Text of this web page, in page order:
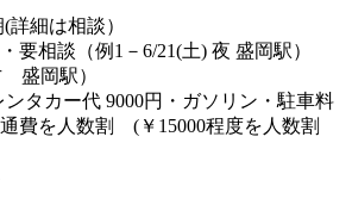
細は相談）
相談（例1－6/21(土) 夜 盛岡駅）
盛岡駅）
カー代 9000円・ガソリン・駐車料
費を人数割 (￥15000程度を人数割